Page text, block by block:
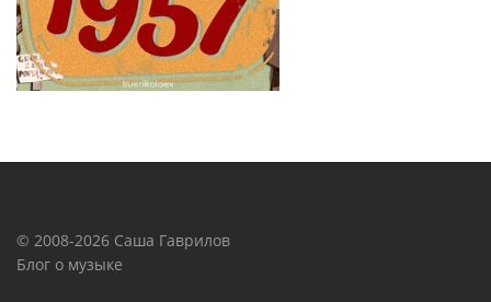
© 2008-2026 Саша Гаврилов
Блог о музыке